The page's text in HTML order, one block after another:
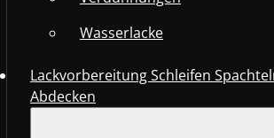
Wasserlacke
Lackvorbereitung Schleifen
Abdecken